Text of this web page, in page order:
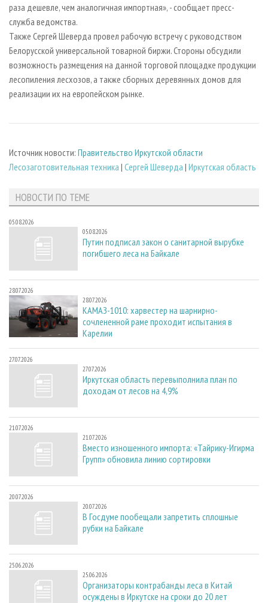
раза дешевле, чем аналогичная импортная», - сообщает пресс-
служба ведомства.
Также Сергей Шеверда провел рабочую встречу с руководством
Белорусской универсальной товарной биржи. Стороны обсудили
возможность размещения на данной торговой площадке продукции
лесопиления лесхозов, а также сборных деревянных домов для
реализации их на европейском рынке.
Источник новости: Правительство Иркутской области
Лесозаготовительная техника | Сергей Шеверда | Иркутская область
НОВОСТИ ПО ТЕМЕ
05.08.2026
05.08.2026
Путин подписал закон о санитарной вырубке
погибшего леса на Байкале
28.07.2026
28.07.2026
КАМАЗ-1010: харвестер на шарнирно-
сочлененной раме проходит испытания в
Карелии
27.07.2026
27.07.2026
Иркутская область перевыполнила план по
доходам от лесов на 4,9%
21.07.2026
21.07.2026
Вместо изношенного импорта: «Тайрику-Игирма
Групп» обновила линию сортировки
20.07.2026
20.07.2026
В Госдуме пообещали запретить сплошные
рубки на Байкале
25.06.2026
25.06.2026
Организаторы контрабанды леса в Китай
осуждены в Иркутске на сроки до 20 лет